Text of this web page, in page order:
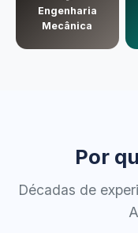
Engenharia
Mecânica
Por
Décadas de